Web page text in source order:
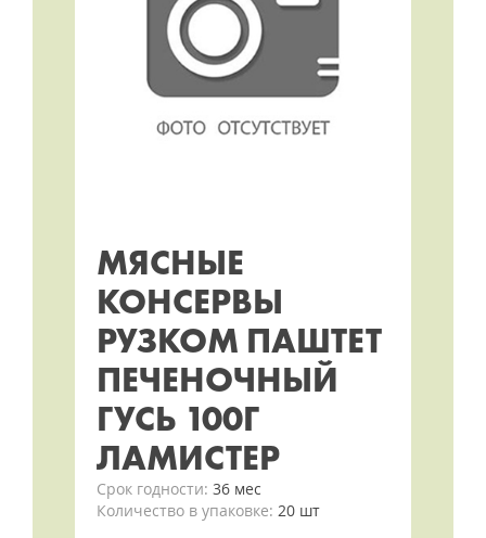
МЯСНЫЕ
КОНСЕРВЫ
РУЗКОМ ПАШТЕТ
ПЕЧЕНОЧНЫЙ
ГУСЬ 100Г
ЛАМИСТЕР
Срок годности: 36 мес
Количество в упаковке: 20 шт